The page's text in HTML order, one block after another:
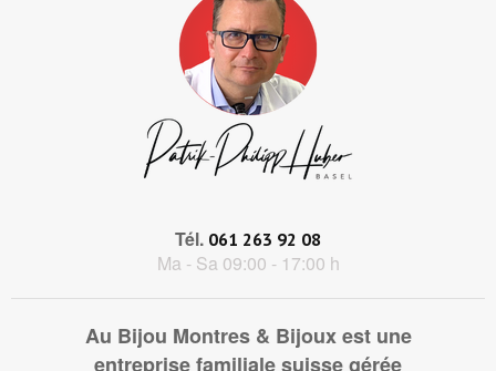
Tél. 061 263 92 08
Ma - Sa 09:00 - 17:00 h
Au Bijou Montres & Bijoux est une
entreprise familiale suisse gérée